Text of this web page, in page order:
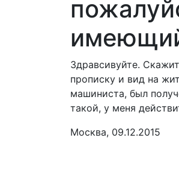
Здравсивуйте.
прописку и вид на
машиниста, был
такой, у меня
Москва, 09.12.2015